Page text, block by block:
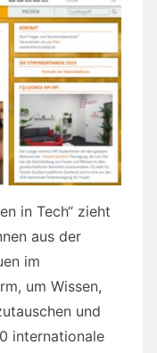
in Tech“ zieht
aus der
im
um Wissen,
und
internationale